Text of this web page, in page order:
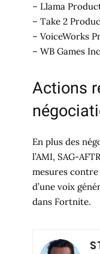
– Llama
– Take 2
– VoiceWorks
– WB Games
Actions
En plus des
l’AMI, SAG-
mesures
d’une voix
dans Fortnite.